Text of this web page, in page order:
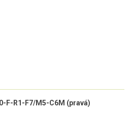
F-R1-F7/M5-C6M (pravá)